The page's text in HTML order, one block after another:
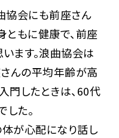
協会にも前座さん
ともに健康で、前座
ます。浪曲協会は
んの平均年齢が高
門したときは、60代
た。
が心配になり話し